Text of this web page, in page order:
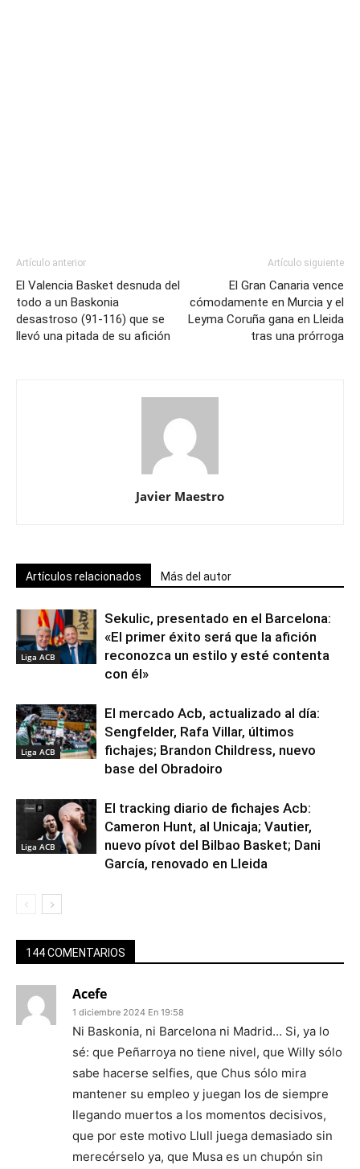
Artículo anterior
El Valencia Basket desnuda del
todo a un Baskonia
desastroso (91-116) que se
llevó una pitada de su afición
Artículo siguiente
El Gran Canaria vence
cómodamente en Murcia y el
Leyma Coruña gana en Lleida
tras una prórroga
Javier Maestro
Artículos relacionados Más del autor
Liga ACB
Sekulic, presentado en el Barcelona:
«El primer éxito será que la afición
reconozca un estilo y esté contenta
con él»
Liga ACB
El mercado Acb, actualizado al día:
Sengfelder, Rafa Villar, últimos
fichajes; Brandon Childress, nuevo
base del Obradoiro
Liga ACB
El tracking diario de fichajes Acb:
Cameron Hunt, al Unicaja; Vautier,
nuevo pívot del Bilbao Basket; Dani
García, renovado en Lleida
144 COMENTARIOS
Acefe
1 diciembre 2024 En 19:58
Ni Baskonia, ni Barcelona ni Madrid… Si, ya lo
sé: que Peñarroya no tiene nivel, que Willy sólo
sabe hacerse selfies, que Chus sólo mira
mantener su empleo y juegan los de siempre
llegando muertos a los momentos decisivos,
que por este motivo Llull juega demasiado sin
merecérselo ya, que Musa es un chupón sin